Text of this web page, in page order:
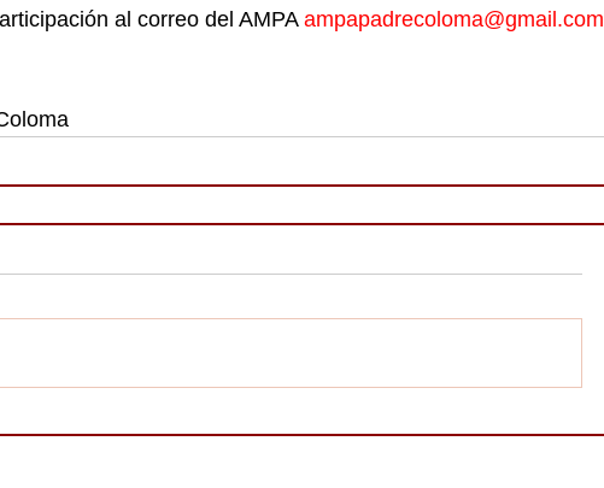
al correo del AMPA ampapadrecoloma@gmail.com